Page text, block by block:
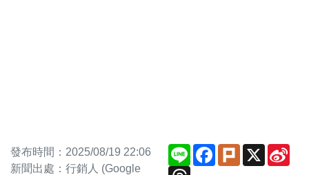
發布時間：2025/08/19 22:06
新聞出處：行銷人 (Google
Line Facebook
Plurk X